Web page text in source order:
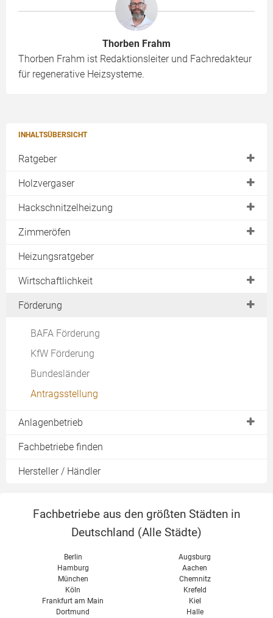
INHALTSÜBERSICHT
Ratgeber
Einsatzbereiche
Vor- und Nachteile
Emissionen
Umweltbilanz
Marktsituation
Holzvergaser
Auswahlkriterien
Hersteller
Brennholz
Scheitholz
Brennholzlager
Hackschnitzelheizung
Hersteller
Brennholz
Sicherheitstechnik
Prüfsiegel & Tests
Regelung
ENplus Hackschnitzel
Zimmeröfen
Kaminofen
Kachelofen
Heizungsratgeber
Wirtschaftlichkeit
Preise Anschaffung
Förderung
BAFA Förderung
KfW Förderung
Bundesländer
Antragsstellung
Anlagenbetrieb
Wärmespeicher
Rauchabzug
Wartung & Reinigung
Fachbetriebe finden
Hersteller / Händler
Thorben Frahm
Thorben Frahm ist Redaktionsleiter und Fachredakteur
für regenerative Heizsysteme.
Fachbetriebe aus den größten Städten in
Deutschland (Alle Städte)
Berlin
Hamburg
München
Köln
Frankfurt am Main
Dortmund
Augsburg
Aachen
Chemnitz
Krefeld
Kiel
Halle